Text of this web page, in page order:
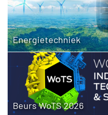
Energietechniek
Beurs WoTS 2026